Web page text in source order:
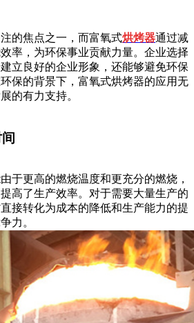
焦点之一，而富氧式烘烤器通过减
率，为环保事业贡献力量。企业选择
立良好的企业形象，还能够避免环保
保的背景下，富氧式烘烤器的应用无
的有力支持。
更高的燃烧温度和更充分的燃烧，
高了生产效率。对于需要大量生产的
接转化为成本的降低和生产能力的提
力。